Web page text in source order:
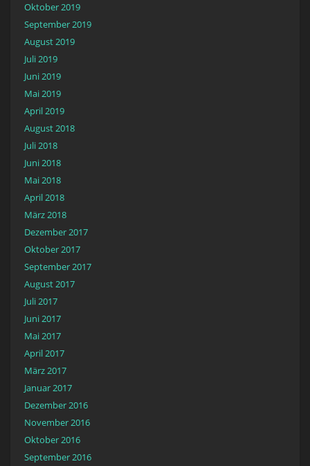
Oktober 2019
September 2019
August 2019
Juli 2019
Juni 2019
Mai 2019
April 2019
August 2018
Juli 2018
Juni 2018
Mai 2018
April 2018
März 2018
Dezember 2017
Oktober 2017
September 2017
August 2017
Juli 2017
Juni 2017
Mai 2017
April 2017
März 2017
Januar 2017
Dezember 2016
November 2016
Oktober 2016
September 2016